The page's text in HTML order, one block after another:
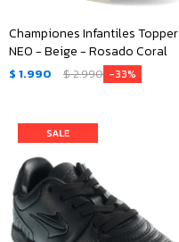
Championes Infantiles Topper
NEO - Beige - Rosado Coral
$ 1.990 $2.990 33